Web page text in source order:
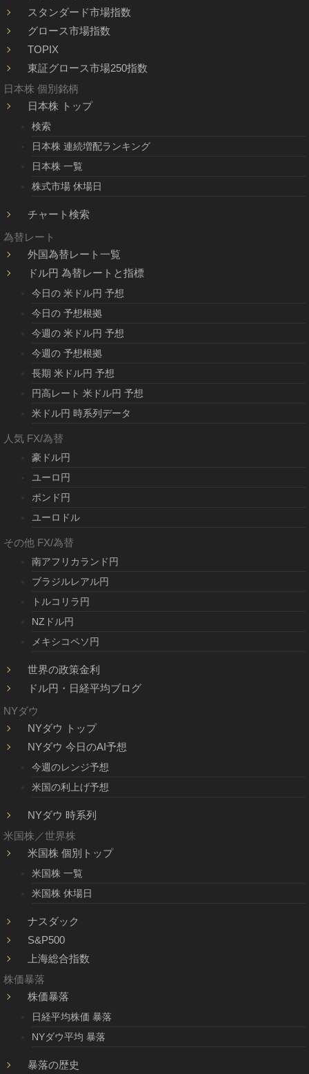
スタンダード市場指数
グロース市場指数
TOPIX
東証グロース市場250指数
日本株 個別銘柄
日本株 トップ
検索
日本株 連続増配ランキング
日本株 一覧
株式市場 休場日
チャート検索
為替レート
外国為替レート一覧
ドル円 為替レートと指標
今日の 米ドル円 予想
今日の 予想根拠
今週の 米ドル円 予想
今週の 予想根拠
長期 米ドル円 予想
円高レート 米ドル円 予想
米ドル円 時系列データ
人気 FX/為替
豪ドル円
ユーロ円
ポンド円
ユーロドル
その他 FX/為替
南アフリカランド円
ブラジルレアル円
トルコリラ円
NZドル円
メキシコペソ円
世界の政策金利
ドル円・日経平均ブログ
NYダウ
NYダウ トップ
NYダウ 今日のAI予想
今週のレンジ予想
米国の利上げ予想
NYダウ 時系列
米国株／世界株
米国株 個別トップ
米国株 一覧
米国株 休場日
ナスダック
S&P500
上海総合指数
株価暴落
株価暴落
日経平均株価 暴落
NYダウ平均 暴落
暴落の歴史